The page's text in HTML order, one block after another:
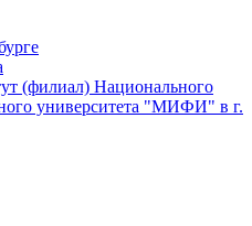
(филиал) Национального
университета "МИФИ" в г.